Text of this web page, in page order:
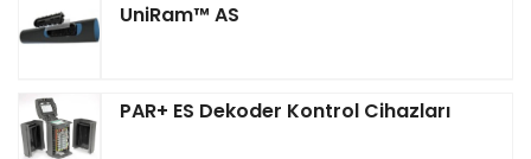
UniRam™ AS
PAR+ ES Dekoder Kontrol Cihazları